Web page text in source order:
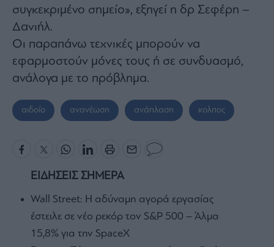
συγκεκριμένο σημείο», εξηγεί η δρ Σεφέρη –
Δανιήλ.
Οι παραπάνω τεχνικές μπορούν να
εφαρμοστούν μόνες τους ή σε συνδυασμό,
ανάλογα με το πρόβλημα.
αιδοίο ανανέωση ανάπλαση κολπος
ΕΙΔΗΣΕΙΣ ΣΗΜΕΡΑ
Wall Street: Η αδύναμη αγορά εργασίας
έστειλε σε νέο ρεκόρ τον S&P 500 – Άλμα
15,8% για την SpaceX